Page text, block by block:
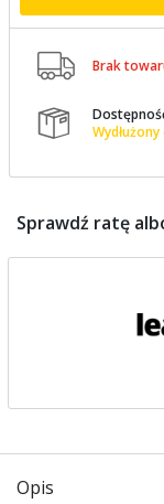
 Brak

Sprawdź ratę
Opis